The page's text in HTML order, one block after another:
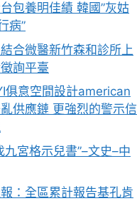
包養明佳績 韓國”灰姑
病”
合微醫新竹森和診所上
詢平臺
俱意空間設計american
供應鏈 更強烈的警示信
九宮格示兒書”–文史–中
：全區累計報告基孔肯